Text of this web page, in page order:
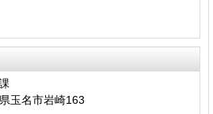
玉名市岩崎163